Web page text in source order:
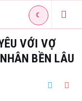
☾
VỚI VỢ
BỀN LÂU